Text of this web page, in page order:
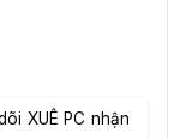
XUÊ PC nhận